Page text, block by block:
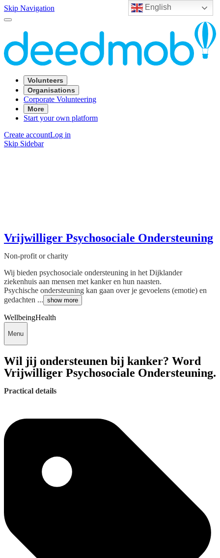
English
Skip Navigation
Volunteers
Organisations
Corporate Volunteering
More
Start your own platform
Create accountLog in
Skip Sidebar
Vrijwilliger Psychosociale Ondersteuning
Non-profit or charity
Wij bieden psychosociale ondersteuning in het Dijklander
ziekenhuis aan mensen met kanker en hun naasten.
Psychische ondersteuning kan gaan over je gevoelens (emotie) en
gedachten ... show more
WellbeingHealth
Menu
Wil jij ondersteunen bij kanker? Word
Vrijwilliger Psychosociale Ondersteuning.
Practical details